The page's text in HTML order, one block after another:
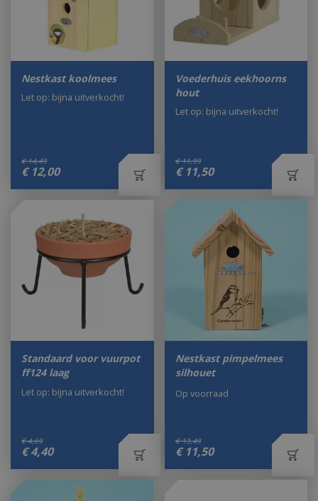
Nestkast koolmees
€ 14,49
€ 12,00
Let op: bijna uitverkocht!
Voederhuis eekhoorns
hout
€ 11,99
€ 11,50
Let op: bijna uitverkocht!
Standaard voor vuurpot
ff124 laag
€ 4,69
€ 4,40
Let op: bijna uitverkocht!
Nestkast pimpelmees
silhouet
€ 13,49
€ 11,50
Op voorraad